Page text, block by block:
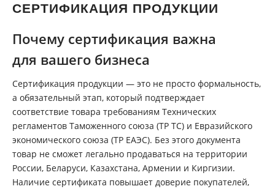
СЕРТИФИКАЦИЯ ПРОДУКЦИИ
Почему сертификация важна
для вашего бизнеса
Сертификация продукции — это не просто формальность,
а обязательный этап, который подтверждает
соответствие товара требованиям Технических
регламентов Таможенного союза (ТР ТС) и Евразийского
экономического союза (ТР ЕАЭС). Без этого документа
товар не сможет легально продаваться на территории
России, Беларуси, Казахстана, Армении и Киргизии.
Наличие сертификата повышает доверие покупателей,